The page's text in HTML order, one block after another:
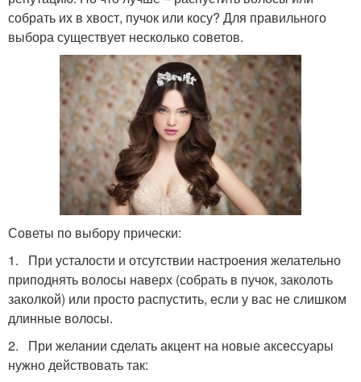
собрать их в хвост, пучок или косу? Для правильного
выбора существует несколько советов.
Советы по выбору прически:
1. При усталости и отсутствии настроения желательно
приподнять волосы наверх (собрать в пучок, заколоть
заколкой) или просто распустить, если у вас не слишком
длинные волосы.
2. При желании сделать акцент на новые аксессуары
нужно действовать так: